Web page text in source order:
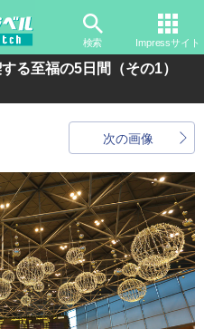
検索 Impressサイト
る至福の5日間（その1）
次の画像